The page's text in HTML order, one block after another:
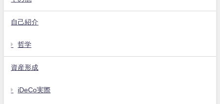
自己紹介
哲学
資産形成
iDeCo実際